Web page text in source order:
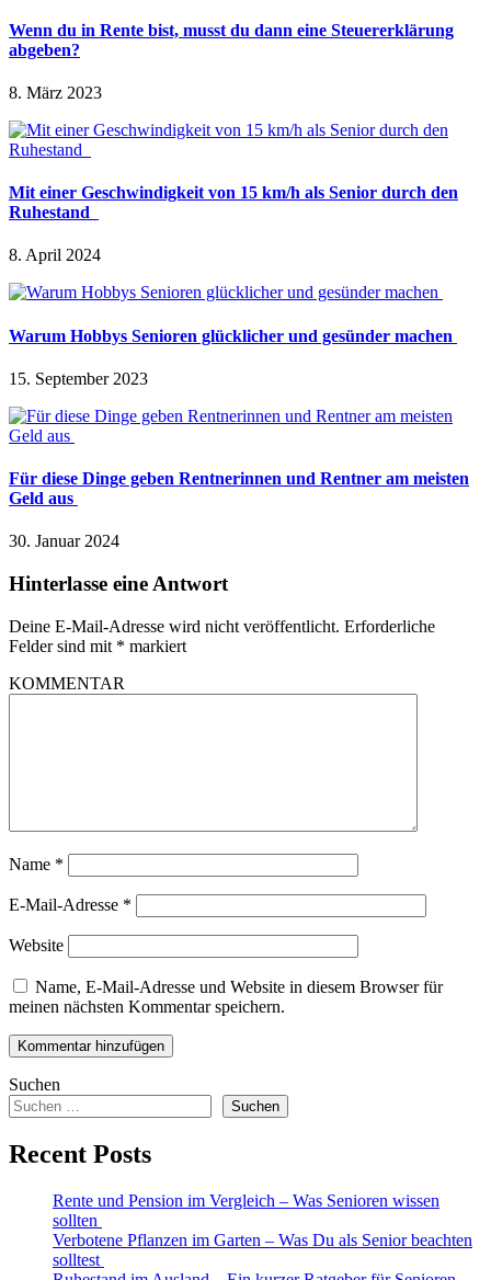
Wenn du in Rente bist, musst du dann eine Steuererklärung
abgeben?
8. März 2023
Mit einer Geschwindigkeit von 15 km/h als Senior durch den
Ruhestand
8. April 2024
Warum Hobbys Senioren glücklicher und gesünder machen
15. September 2023
Für diese Dinge geben Rentnerinnen und Rentner am meisten
Geld aus
30. Januar 2024
Hinterlasse eine Antwort
Deine E-Mail-Adresse wird nicht veröffentlicht. Erforderliche
Felder sind mit * markiert
KOMMENTAR
Name *
E-Mail-Adresse *
Website
Name, E-Mail-Adresse und Website in diesem Browser für
meinen nächsten Kommentar speichern.
Suchen
Suchen
Recent Posts
Rente und Pension im Vergleich – Was Senioren wissen
sollten
Verbotene Pflanzen im Garten – Was Du als Senior beachten
solltest